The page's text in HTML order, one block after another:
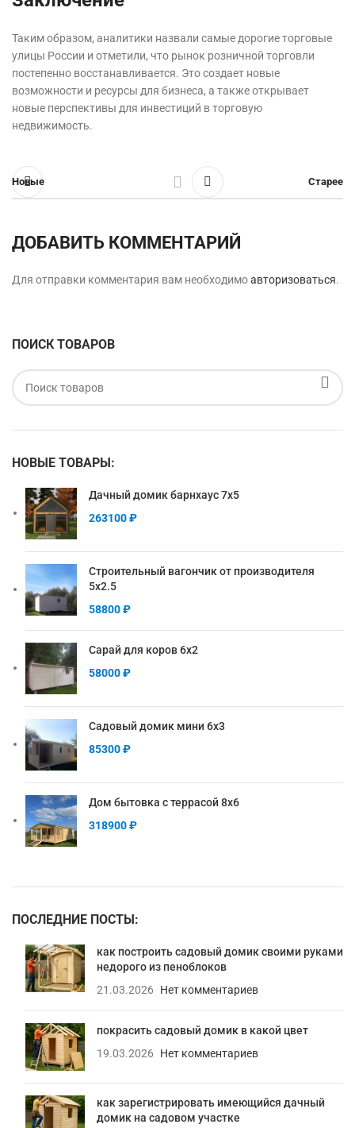
Таким образом, аналитики назвали самые дорогие торговые
улицы России и отметили, что рынок розничной торговли
постепенно восстанавливается. Это создает новые
возможности и ресурсы для бизнеса, а также открывает
новые перспективы для инвестиций в торговую
недвижимость.
Новые Старее
ДОБАВИТЬ КОММЕНТАРИЙ
Для отправки комментария вам необходимоавторизоваться.
ПОИСК ТОВАРОВ
НОВЫЕ ТОВАРЫ:
Дачный домик барнхаус 7х5
263100₽
Строительный вагончик от производителя
5х2.5
58800₽
Сарай для коров 6х2
58000₽
Садовый домик мини 6х3
85300₽
Дом бытовка с террасой 8х6
318900₽
ПОСЛЕДНИЕ ПОСТЫ:
как построить садовый домик своими руками
недорого из пеноблоков
21.03.2026
Нет комментариев
покрасить садовый домик в какой цвет
19.03.2026
Нет комментариев
как зарегистрировать имеющийся дачный
домик на садовом участке